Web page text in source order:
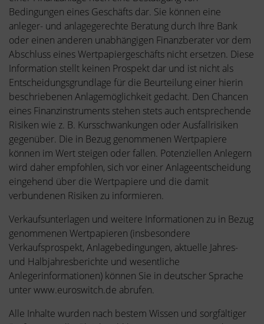
Bedingungen eines Geschäfts dar. Sie können eine
anleger- und anlagegerechte Beratung durch Ihre Bank
oder einen anderen unabhängigen Finanzberater vor dem
Abschluss eines Wertpapiergeschäfts nicht ersetzen. Diese
Information stellt keinen Prospekt dar und ist nicht als
Entscheidungsgrundlage für die Beurteilung einer hierin
beschriebenen Anlagemöglichkeit gedacht. Den Chancen
eines Finanzinstruments stehen stets auch entsprechende
Risiken wie z. B. Kursschwankungen oder Ausfallrisiken
gegenüber. Die in Bezug genommenen Wertpapiere
können im Wert steigen oder fallen. Potenziellen Anlegern
wird daher empfohlen, sich vor einer Anlageentscheidung
eingehend über die Wertpapiere und die damit
verbundenen Risiken zu informieren.
Verkaufsunterlagen und weitere Informationen zu in Bezug
genommenen Wertpapieren (insbesondere
Verkaufsprospekt, Anlagebedingungen, aktuelle Jahres-
und Halbjahresberichte und wesentliche
Anlegerinformationen) können Sie in deutscher Sprache
unter www.euroswitch.de abrufen.
Alle Inhalte wurden nach bestem Wissen und sorgfältiger